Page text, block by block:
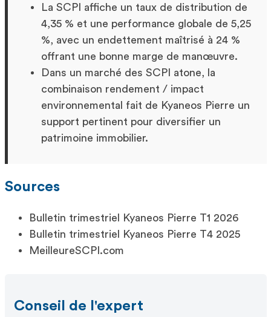
La SCPI affiche un taux de distribution de
4,35 % et une performance globale de 5,25
%, avec un endettement maîtrisé à 24 %
offrant une bonne marge de manœuvre.
Dans un marché des SCPI atone, la
combinaison rendement / impact
environnemental fait de Kyaneos Pierre un
support pertinent pour diversifier un
patrimoine immobilier.
Sources
Bulletin trimestriel Kyaneos Pierre T1 2026
Bulletin trimestriel Kyaneos Pierre T4 2025
MeilleureSCPI.com
Conseil de l'expert